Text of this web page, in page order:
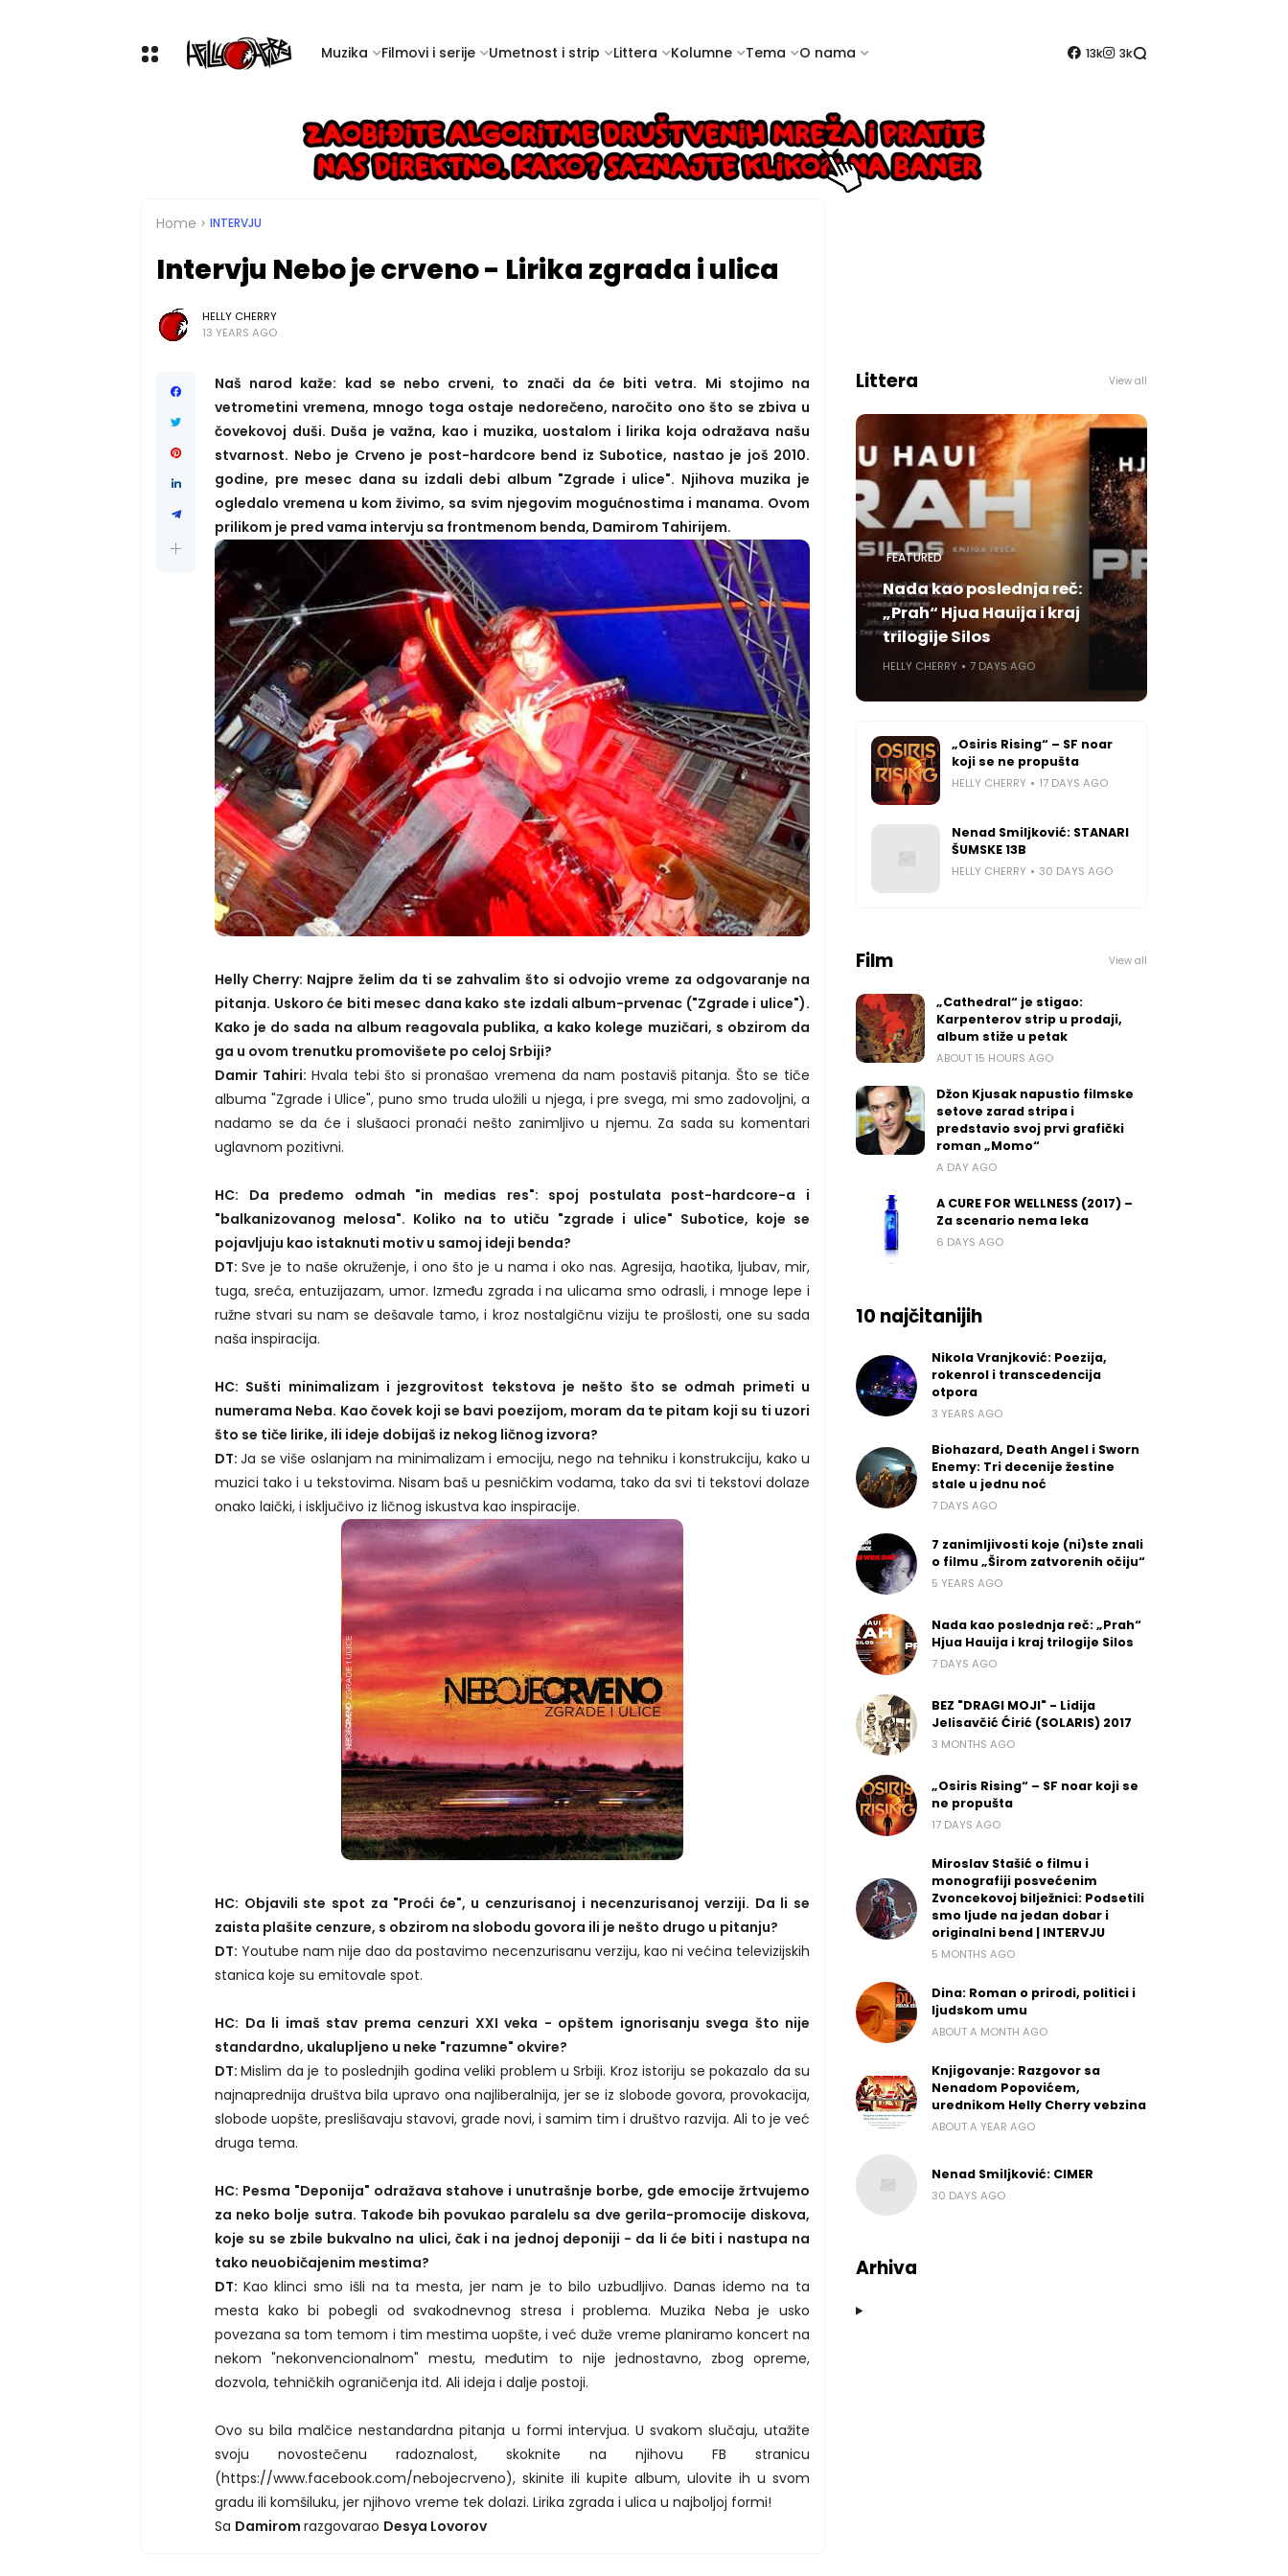
Muzika Filmovi i serije Umetnost i strip Littera Kolumne Tema O nama 13k 3k
Home INTERVJU
Intervju Nebo je crveno - Lirika zgrada i ulica
HELLY CHERRY
13 YEARS AGO
Naš narod kaže: kad se nebo crveni, to znači da će biti vetra. Mi stojimo na
vetrometini vremena, mnogo toga ostaje nedorečeno, naročito ono što se zbiva u
čovekovoj duši. Duša je važna, kao i muzika, uostalom i lirika koja odražava našu
stvarnost. Nebo je Crveno je post-hardcore bend iz Subotice, nastao je još 2010.
godine, pre mesec dana su izdali debi album "Zgrade i ulice". Njihova muzika je
ogledalo vremena u kom živimo, sa svim njegovim mogućnostima i manama. Ovom
prilikom je pred vama intervju sa frontmenom benda, Damirom Tahirijem.
Helly Cherry: Najpre želim da ti se zahvalim što si odvojio vreme za odgovaranje na
pitanja. Uskoro će biti mesec dana kako ste izdali album-prvenac ("Zgrade i ulice").
Kako je do sada na album reagovala publika, a kako kolege muzičari, s obzirom da
ga u ovom trenutku promovišete po celoj Srbiji?
Damir Tahiri: Hvala tebi što si pronašao vremena da nam postaviš pitanja. Što se tiče
albuma "Zgrade i Ulice", puno smo truda uložili u njega, i pre svega, mi smo zadovoljni, a
nadamo se da će i slušaoci pronaći nešto zanimljivo u njemu. Za sada su komentari
uglavnom pozitivni.
HC: Da pređemo odmah "in medias res": spoj postulata post-hardcore-a i
"balkanizovanog melosa". Koliko na to utiču "zgrade i ulice" Subotice, koje se
pojavljuju kao istaknuti motiv u samoj ideji benda?
DT: Sve je to naše okruženje, i ono što je u nama i oko nas. Agresija, haotika, ljubav, mir,
tuga, sreća, entuzijazam, umor. Između zgrada i na ulicama smo odrasli, i mnoge lepe i
ružne stvari su nam se dešavale tamo, i kroz nostalgičnu viziju te prošlosti, one su sada
naša inspiracija.
HC: Sušti minimalizam i jezgrovitost tekstova je nešto što se odmah primeti u
numerama Neba. Kao čovek koji se bavi poezijom, moram da te pitam koji su ti uzori
što se tiče lirike, ili ideje dobijaš iz nekog ličnog izvora?
DT:Ja se više oslanjam na minimalizam i emociju, nego na tehniku i konstrukciju, kako u
muzici tako i u tekstovima. Nisam baš u pesničkim vodama, tako da svi ti tekstovi dolaze
onako laički, i isključivo iz ličnog iskustva kao inspiracije.
HC: Objavili ste spot za "Proći će", u cenzurisanoj i necenzurisanoj verziji. Da li se
zaista plašite cenzure, s obzirom na slobodu govora ili je nešto drugo u pitanju?
DT: Youtube nam nije dao da postavimo necenzurisanu verziju, kao ni većina televizijskih
stanica koje su emitovale spot.
HC: Da li imaš stav prema cenzuri XXI veka - opštem ignorisanju svega što nije
standardno, ukalupljeno u neke "razumne" okvire?
DT:Mislim da je to poslednjih godina veliki problem u Srbiji. Kroz istoriju se pokazalo da su
najnaprednija društva bila upravo ona najliberalnija, jer se iz slobode govora, provokacija,
slobode uopšte, preslišavaju stavovi, grade novi, i samim tim i društvo razvija. Ali to je već
druga tema.
HC: Pesma "Deponija" odražava stahove i unutrašnje borbe, gde emocije žrtvujemo
za neko bolje sutra. Takođe bih povukao paralelu sa dve gerila-promocije diskova,
koje su se zbile bukvalno na ulici, čak i na jednoj deponiji - da li će biti i nastupa na
tako neuobičajenim mestima?
DT: Kao klinci smo išli na ta mesta, jer nam je to bilo uzbudljivo. Danas idemo na ta
mesta kako bi pobegli od svakodnevnog stresa i problema. Muzika Neba je usko
povezana sa tom temom i tim mestima uopšte, i već duže vreme planiramo koncert na
nekom "nekonvencionalnom" mestu, međutim to nije jednostavno, zbog opreme,
dozvola, tehničkih ograničenja itd. Ali ideja i dalje postoji.
Ovo su bila malčice nestandardna pitanja u formi intervjua. U svakom slučaju, utažite
svoju novostečenu radoznalost, skoknite na njihovu FB stranicu
(https://www.facebook.com/nebojecrveno), skinite ili kupite album, ulovite ih u svom
gradu ili komšiluku, jer njihovo vreme tek dolazi. Lirika zgrada i ulica u najboljoj formi!
Sa Damirom razgovarao Desya Lovorov
Littera View all
FEATURED
Nada kao poslednja reč:
„Prah“ Hjua Hauija i kraj
trilogije Silos
HELLY CHERRY 7 DAYS AGO
„Osiris Rising“ – SF noar
koji se ne propušta
HELLY CHERRY 17 DAYS AGO
Nenad Smiljković: STANARI
ŠUMSKE 13B
HELLY CHERRY 30 DAYS AGO
Film View all
„Cathedral“ je stigao:
Karpenterov strip u prodaji,
album stiže u petak
ABOUT 15 HOURS AGO
Džon Kjusak napustio filmske
setove zarad stripa i
predstavio svoj prvi grafički
roman „Momo“
A DAY AGO
A CURE FOR WELLNESS (2017) –
Za scenario nema leka
6 DAYS AGO
10 najčitanijih
Nikola Vranjković: Poezija,
rokenrol i transcedencija
otpora
3 YEARS AGO
Biohazard, Death Angel i Sworn
Enemy: Tri decenije žestine
stale u jednu noć
7 DAYS AGO
7 zanimljivosti koje (ni)ste znali
o filmu „Širom zatvorenih očiju“
5 YEARS AGO
Nada kao poslednja reč: „Prah“
Hjua Hauija i kraj trilogije Silos
7 DAYS AGO
BEZ "DRAGI MOJI" - Lidija
Jelisavčić Ćirić (SOLARIS) 2017
3 MONTHS AGO
„Osiris Rising“ – SF noar koji se
ne propušta
17 DAYS AGO
Miroslav Stašić o filmu i
monografiji posvećenim
Zvoncekovoj bilježnici: Podsetili
smo ljude na jedan dobar i
originalni bend | INTERVJU
5 MONTHS AGO
Dina: Roman o prirodi, politici i
ljudskom umu
ABOUT A MONTH AGO
Knjigovanje: Razgovor sa
Nenadom Popovićem,
urednikom Helly Cherry vebzina
ABOUT A YEAR AGO
Nenad Smiljković: CIMER
30 DAYS AGO
Arhiva